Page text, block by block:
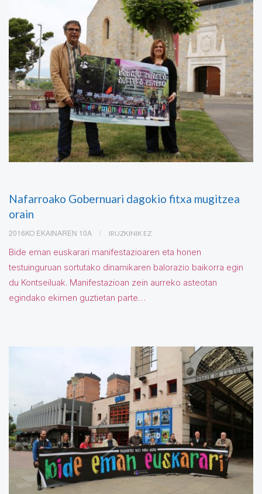
Nafarroako Gobernuari dagokio fitxa mugitzea
orain
2016KO EKAINAREN 10A IRUZKINIK EZ
Bide eman euskarari manifestazioaren eta honen
testuinguruan sortutako dinamikaren balorazio baikorra egin
du Kontseiluak. Manifestazioan zein aurreko asteotan
egindako ekimen guztietan parte…